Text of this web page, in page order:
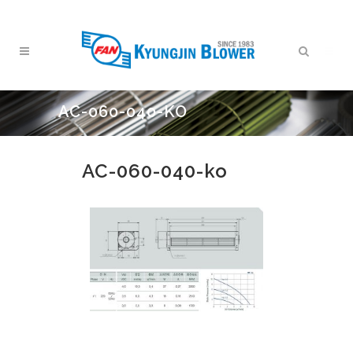
AC-060-040-KO
AC-060-040-ko